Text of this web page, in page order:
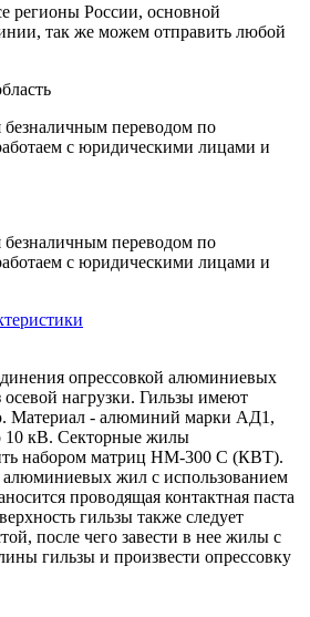
регионы России, основной
так же можем отправить любой
безналичным переводом по
с юридическими лицами и
безналичным переводом по
с юридическими лицами и
опрессовкой алюминиевых
осевой нагрузки. Гильзы имеют
Материал - алюминий мар­ки АД1,
10 кВ. Секторные жилы
набором матриц НМ-300 С (КВТ).
алюминиевых жил с использованием
проводящая контактная паста
гильзы также следует
после чего завести в нее жилы с
гильзы и произвести опрессовку